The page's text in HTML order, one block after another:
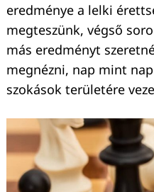
eredménye a lelki
megteszünk, végső
más eredményt
megnézni, nap mint
szokások területére